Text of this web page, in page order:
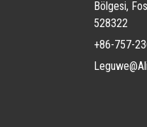
Bölgesi,
528322
+86-757-